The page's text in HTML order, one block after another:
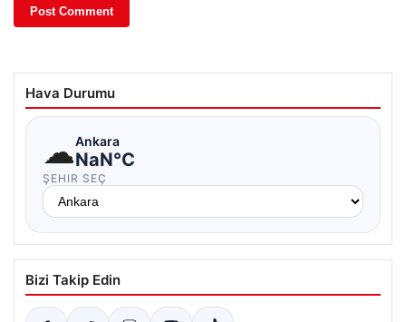
Hava Durumu
☁Ankara
NaN°C
ŞEHIR SEÇ
Bizi Takip Edin